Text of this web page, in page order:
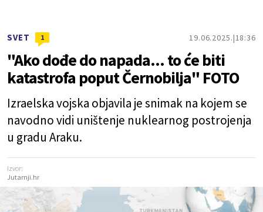
SVET 1 19.06.2025. 18:36
"Ako dođe do napada... to će biti
katastrofa poput Černobilja" FOTO
Izraelska vojska objavila je snimak na kojem se
navodno vidi uništenje nuklearnog postrojenja
u gradu Araku.
Izvor:
Jutarnji.hr